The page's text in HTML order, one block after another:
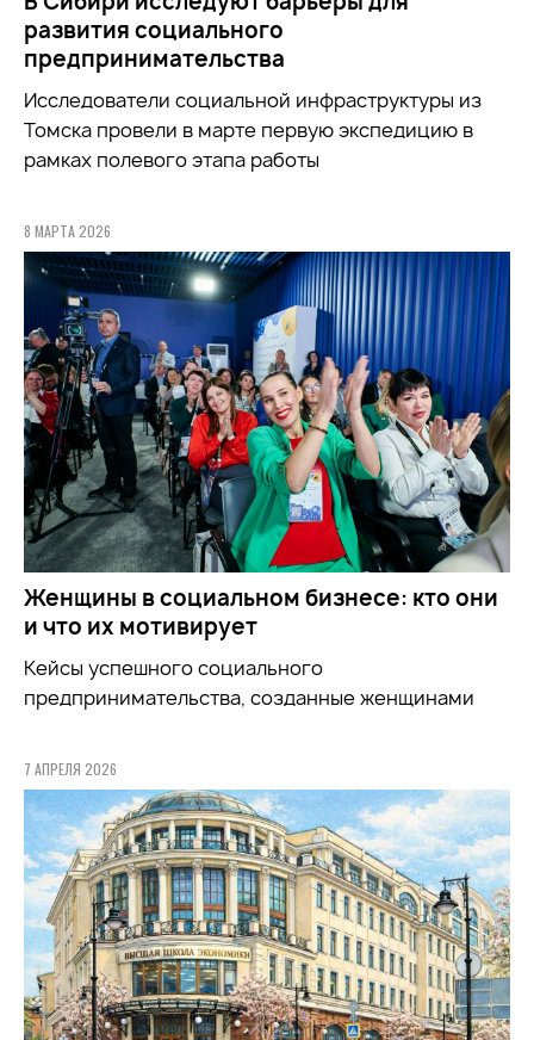
развития социального
предпринимательства
Исследователи социальной инфраструктуры из
Томска провели в марте первую экспедицию в
рамках полевого этапа работы
8 МАРТА 2026
Женщины в социальном бизнесе: кто они
и что их мотивирует
Кейсы успешного социального
предпринимательства, созданные женщинами
7 АПРЕЛЯ 2026